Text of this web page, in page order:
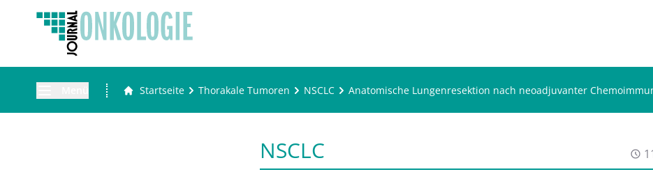
Startseite Thorakale Tumoren NSCLC Anatomische Lungenresektion nach neoadjuvanter
NSCLC